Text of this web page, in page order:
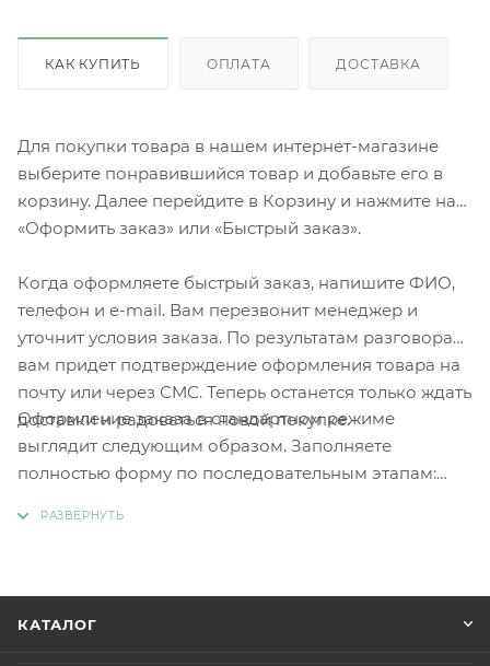
КАК КУПИТЬ ОПЛАТА ДОСТАВКА
Для покупки товара в нашем интернет-магазине
выберите понравившийся товар и добавьте его в
корзину. Далее перейдите в Корзину и нажмите на
«Оформить заказ» или «Быстрый заказ».
Когда оформляете быстрый заказ, напишите ФИО,
телефон и e-mail. Вам перезвонит менеджер и
уточнит условия заказа. По результатам разговора
вам придет подтверждение оформления товара на
почту или через СМС. Теперь останется только ждать
доставки и радоваться новой покупке.
Оформление заказа в стандартном режиме
выглядит следующим образом. Заполняете
полностью форму по последовательным этапам:
КАТАЛОГ